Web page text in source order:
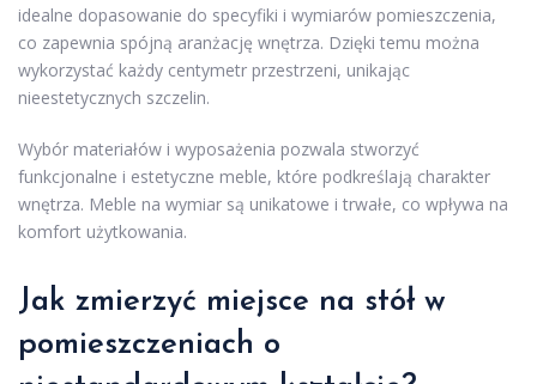
idealne dopasowanie do specyfiki i wymiarów pomieszczenia,
co zapewnia spójną aranżację wnętrza. Dzięki temu można
wykorzystać każdy centymetr przestrzeni, unikając
nieestetycznych szczelin.
Wybór materiałów i wyposażenia pozwala stworzyć
funkcjonalne i estetyczne meble, które podkreślają charakter
wnętrza. Meble na wymiar są unikatowe i trwałe, co wpływa na
komfort użytkowania.
Jak zmierzyć miejsce na stół w
pomieszczeniach o